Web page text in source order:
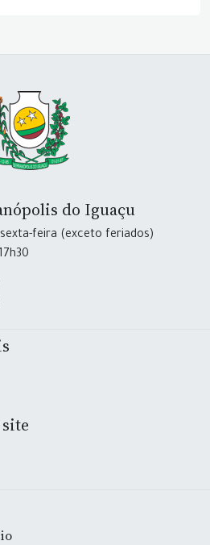
do Iguaçu
sexta-feira (exceto feriados)